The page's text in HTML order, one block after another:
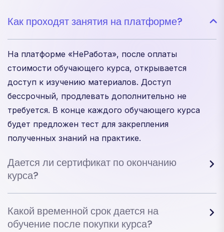
Как проходят занятия на платформе?
На платформе «НеРабота», после оплаты
стоимости обучающего курса, открывается
доступ к изучению материалов. Доступ
бессрочный, продлевать дополнительно не
требуется. В конце каждого обучающего курса
будет предложен тест для закрепления
полученных знаний на практике.
Дается ли сертификат по окончанию
курса?
Какой временной срок дается на
обучение после покупки курса?